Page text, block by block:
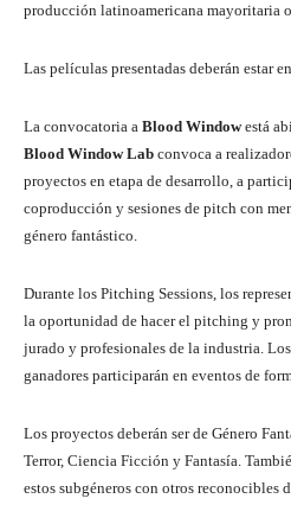
producción latinoamericana mayoritaria
Las películas presentadas deberán estar
La convocatoria a Blood Windowestá
Blood Window Lab convoca a
proyectos en etapa de desarrollo, a
coproducción y sesiones de pitch con
género fantástico.
Durante los Pitching Sessions, los
la oportunidad de hacer el pitching y
jurado y profesionales de la industria.
ganadores participarán en eventos de
Los proyectos deberán ser de Género
Terror, Ciencia Ficción y Fantasía.
estos subgéneros con otros reconocibles